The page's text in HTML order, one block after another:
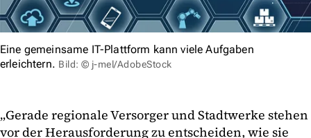
Eine gemeinsame IT-Plattform kann viele Aufgaben
erleichtern. Bild: © j-mel/AdobeStock
„Gerade regionale Versorger und Stadtwerke stehen
vor der Herausforderung zu entscheiden, wie sie